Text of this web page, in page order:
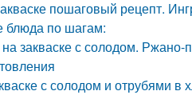
пошаговый рецепт.
блюда по шагам:
закваске с солодом. Ржано-
с солодом и отрубями в